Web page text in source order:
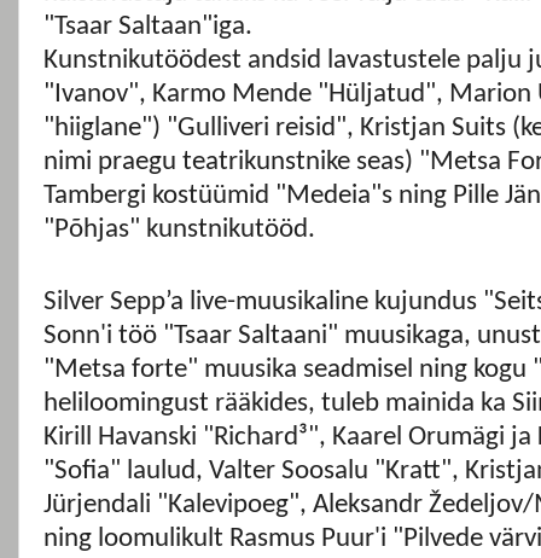
"Tsaar Saltaan"iga.
Kunstnikutöödest andsid lavastustele palju
"Ivanov", Karmo Mende "Hüljatud", Marion
"hiiglane") "Gulliveri reisid", Kristjan Suits
nimi praegu teatrikunstnike seas) "Metsa
Tambergi kostüümid "Medeia"s ning Pille
"Põhjas" kunstnikutööd.
Silver Sepp’a live-muusikaline kujundus
Sonn'i töö "Tsaar Saltaani" muusikaga,
"Metsa forte" muusika seadmisel ning
heliloomingust rääkides, tuleb mainida ka
Kirill Havanski "Richard³", Kaarel Orumägi
"Sofia" laulud, Valter Soosalu "Kratt",
Jürjendali "Kalevipoeg", Aleksandr
ning loomulikult Rasmus Puur'i "Pilvede